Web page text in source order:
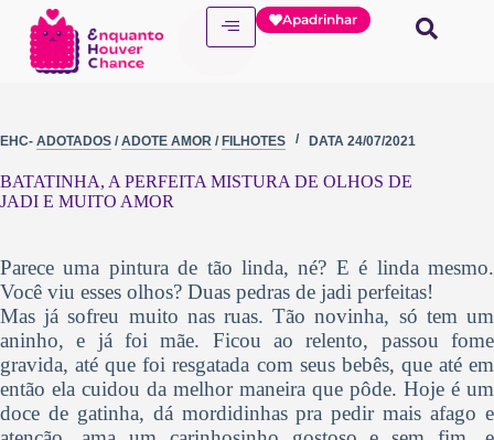
Apadrinhar
EHC- ADOTADOS /ADOTE AMOR /FILHOTES DATA 24/07/2021
BATATINHA, A PERFEITA MISTURA DE OLHOS DE
JADI E MUITO AMOR
Parece uma pintura de tão linda, né? E é linda mesmo.
Você viu esses olhos? Duas pedras de jadi perfeitas!
Mas já sofreu muito nas ruas. Tão novinha, só tem um
aninho, e já foi mãe. Ficou ao relento, passou fome
gravida, até que foi resgatada com seus bebês, que até em
então ela cuidou da melhor maneira que pôde. Hoje é um
doce de gatinha, dá mordidinhas pra pedir mais afago e